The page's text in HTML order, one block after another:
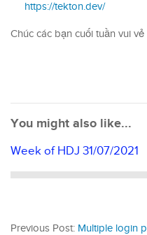
https://tekton.dev/
Chúc các bạn cuối tuần vui vẻ
You might also like...
Week of HDJ 31/07/2021
Previous Post: Multiple login